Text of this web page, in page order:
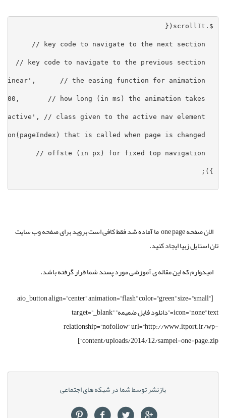
الان صفحه one page ما آماده شد فقط کافی است بروید برای صفحه وب سایت
تان استایل زبیا ایجاد کنید.
امیدوارم که این مقاله ی آموزشی مورد پسند شما قرار گرفته باشد.
[aio_button align=”center” animation=”flash” color=”green” size=”small”
icon=”none” text=”دانلود فایل ضمیمه” target=”_blank”
relationship=”nofollow” url=”http://www.itport.ir/wp-
content/uploads/2014/12/sampel-one-page.zip”]
بازنشر توسط شما در شبکه های اجتماعی